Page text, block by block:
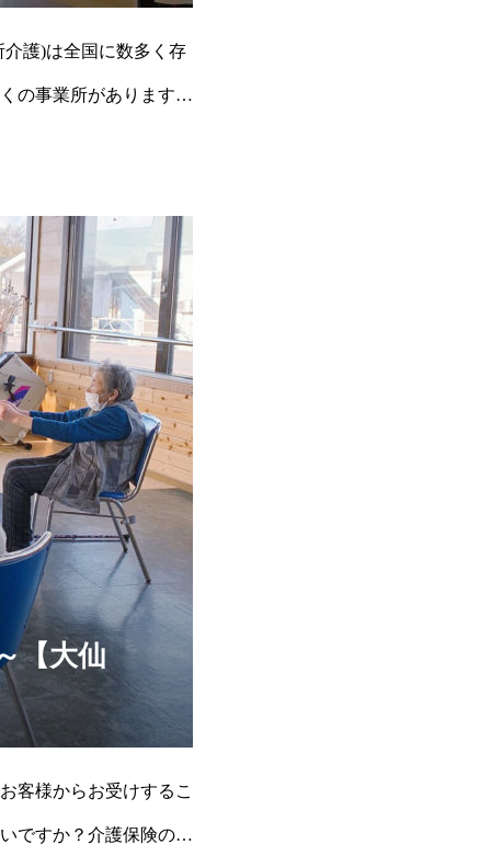
護)は全国に数多く存
の事業所があります。
【大仙
客様からお受けするこ
ですか？介護保険の申